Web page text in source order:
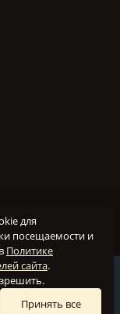
защищены
для
посещаемости и
Политике
сайта.
Принять все